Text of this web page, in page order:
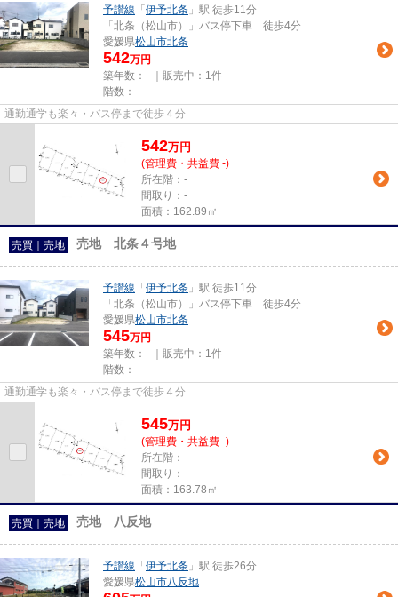
予讃線 「 伊予北条 」駅 徒歩11分
「北条（松山市）」バス停下車 徒歩4分
愛媛県松山市北条
542万円
築年数：- ｜販売中： 1件
階数：-
通勤通学も楽々・バス停まで徒歩４分
542万円
(管理費・共益費 -)
所在階：-
間取り：-
面積：162.89㎡
売買｜売地 売地 北条４号地
予讃線 「 伊予北条 」駅 徒歩11分
「北条（松山市）」バス停下車 徒歩4分
愛媛県松山市北条
545万円
築年数：- ｜販売中： 1件
階数：-
通勤通学も楽々・バス停まで徒歩４分
545万円
(管理費・共益費 -)
所在階：-
間取り：-
面積：163.78㎡
売買｜売地 売地 八反地
予讃線 「 伊予北条 」駅 徒歩26分
愛媛県松山市八反地